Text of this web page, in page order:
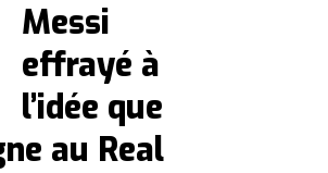
Messi
effrayé à
l’idée que
au Real